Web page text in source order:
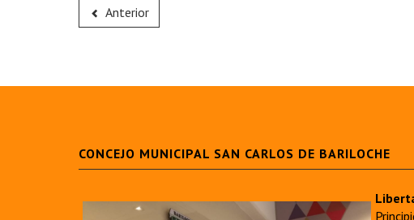
Anterior
CONCEJO MUNICIPAL SAN CARLOS DE BARILOCHE